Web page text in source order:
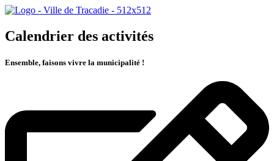
Calendrier des activités
Ensemble, faisons vivre la municipalité !